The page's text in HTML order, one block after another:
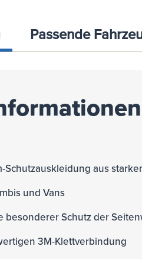
Passende
Schutzauskleidung aus
und Vans
besonderer Schutz der
3M-Klettverbindung